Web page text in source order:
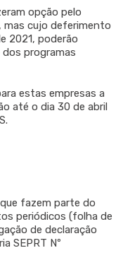
opção pelo
mas cujo deferimento
2021, poderão
programas
estas empresas a
até o dia 30 de abril
fazem parte do
periódicos (folha de
de declaração
SEPRT Nº